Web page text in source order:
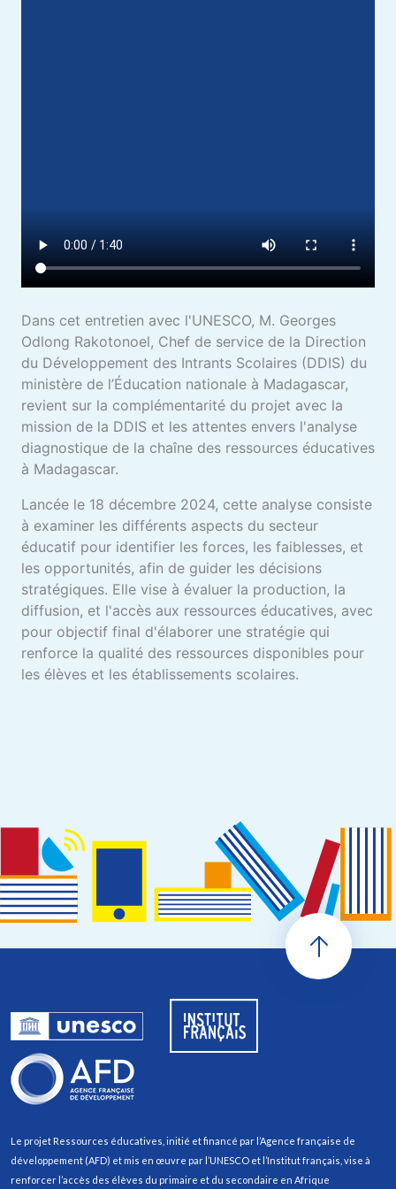
Dans cet entretien avec l'UNESCO, M. Georges
Odlong Rakotonoel, Chef de service de la Direction
du Développement des Intrants Scolaires (DDIS) du
ministère de l’Éducation nationale à Madagascar,
revient sur la complémentarité du projet avec la
mission de la DDIS et les attentes envers l'analyse
diagnostique de la chaîne des ressources éducatives
à Madagascar.
Lancée le 18 décembre 2024, cette analyse consiste
à examiner les différents aspects du secteur
éducatif pour identifier les forces, les faiblesses, et
les opportunités, afin de guider les décisions
stratégiques. Elle vise à évaluer la production, la
diffusion, et l'accès aux ressources éducatives, avec
pour objectif final d'élaborer une stratégie qui
renforce la qualité des ressources disponibles pour
les élèves et les établissements scolaires.
Le projet Ressources éducatives, initié et financé par l’Agence française de
développement (AFD) et mis en œuvre par l’UNESCO et l’Institut français, vise à
renforcer l’accès des élèves du primaire et du secondaire en Afrique